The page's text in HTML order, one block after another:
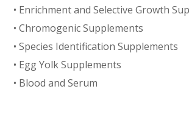
• Enrichment and Selective Growth
• Chromogenic Supplements
• Species Identification Supplements
• Egg Yolk Supplements
• Blood and Serum